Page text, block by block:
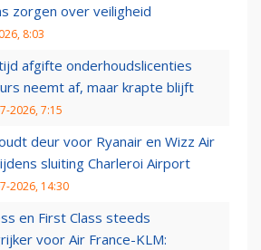
zorgen over veiligheid
8:03
afgifte onderhoudslicenties
neemt af, maar krapte blijft
2026, 7:15
deur voor Ryanair en Wizz Air
sluiting Charleroi Airport
2026, 14:30
en First Class steeds
voor Air France-KLM: